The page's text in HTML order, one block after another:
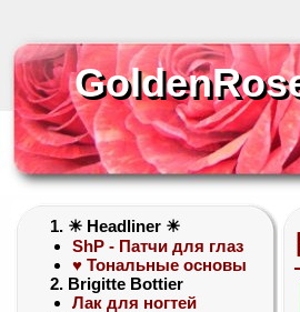
1. ☀ Headliner ☀
ShP - Патчи для глаз
♥ Тональные основы
2. Brigitte Bottier
Лак для ногтей